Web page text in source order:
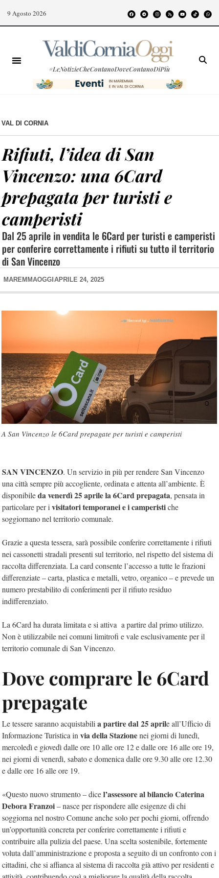
9 Agosto 2026
#LeNotizieCheContanoDoveContanoDiPiù
VAL DI CORNIA
Rifiuti, l’idea di San
Vincenzo: una 6Card
prepagata per turisti e
camperisti
Dal 25 aprile in vendita le 6Card per turisti e camperisti
per conferire correttamente i rifiuti su tutto il territorio
di San Vincenzo
MAREMMAOGGI APRILE 24, 2025
A San Vincenzo le 6Card prepagate per turisti e camperisti
SAN VINCENZO. Un servizio in più per rendere San Vincenzo
una città sempre più accogliente, ordinata e attenta all’ambiente. È
disponibileda venerdì 25 aprile la 6Card prepagata, pensata in
particolare per ivisitatori temporanei e i camperistiche
soggiornano nel territorio comunale.
Grazie a questa tessera, sarà possibile conferire correttamente i rifiuti
nei cassonetti stradali presenti sul territorio, nel rispetto del sistema di
raccolta differenziata. La card consente l’accesso a tutte le frazioni
differenziate – carta, plastica e metalli, vetro, organico – e prevede un
numero prestabilito di conferimenti per il rifiuto residuo
indifferenziato.
La 6Card ha durata limitata e si attiva a partire dal primo utilizzo.
Non è utilizzabile nei comuni limitrofi e vale esclusivamente per il
territorio comunale di San Vincenzo.
Dove comprare le 6Card
prepagate
Le tessere saranno acquistabilia partire dal 25 aprile all’Ufficio di
Informazione Turistica invia della Stazionenei giorni di lunedì,
mercoledì e giovedì dalle ore 10 alle ore 12 e dalle ore 16 alle ore 19,
nei giorni di venerdì, sabato e domenica dalle ore 9.30 alle ore 12.30
e dalle ore 16 alle ore 19.
«Questo nuovo strumento – dicel’assessore al bilancio Caterina
Debora Franzoi– nasce per rispondere alle esigenze di chi
soggiorna nel nostro Comune anche solo per pochi giorni, offrendo
un’opportunità concreta per conferire correttamente i rifiuti e
contribuire alla pulizia del paese. Una scelta sostenibile, fortemente
voluta dall’amministrazione e proposta a seguito di un confronto con i
cittadini, che si affianca al sistema di raccolta già attivo per residenti e